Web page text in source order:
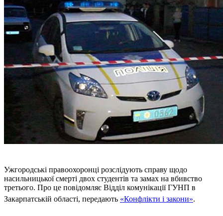
Ужгородські правоохоронці розслідують справу щодо
насильницької смерті двох студентів та замах на вбивство
третього. Про це повідомляє Відділ комунікації ГУНП в
Закарпатській області, передають «Конфлікти і закони».